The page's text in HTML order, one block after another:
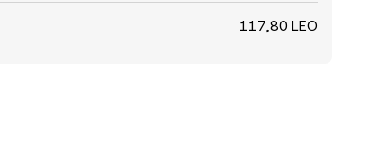
117,80 LEO